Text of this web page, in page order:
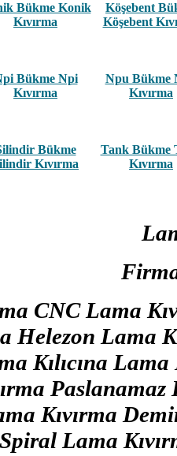
Bükme Konik
Kıvırma
Köşebent
Köşebent
Bükme Npi
Kıvırma
Npu Bükme
Kıvırma
Bükme
Kıvırma
Tank Bükme
Kıvırma
CNC Lama
Helezon Lama
Kılıcına
Paslanamaz
Kıvırma
Lama